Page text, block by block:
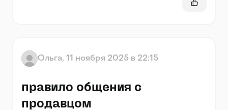
Ольга, 11 ноября 2025 в 22:15
правило общения с
продавцом